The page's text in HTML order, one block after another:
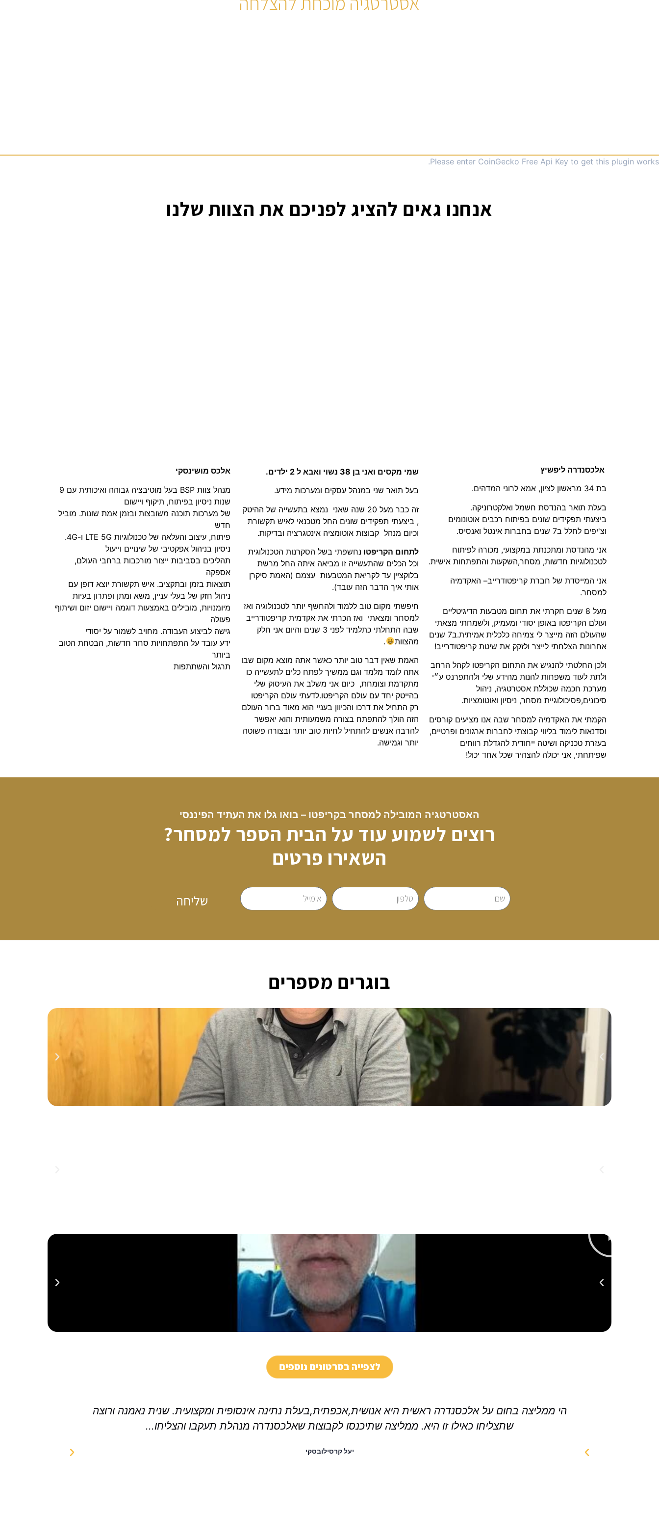
Please enter CoinGecko Free Api Key to get this plugin works.
אנחנו גאים להציג לפניכם את הצוות שלנו
אלכסנדרה ליפשיץ
בת 34 מראשון לציון, אמא לרוני המדהים.
בעלת תואר בהנדסת חשמל ואלקטרוניקה.
ביצעתי תפקידים שונים בפיתוח רכבים אוטונומים
וצ'יפים לחלל ב7 שנים בחברות אינטל ואנסיס.
אני מהנדסת ומתכנתת במקצועי, מכורה לפיתוח
לטכנולוגיות חדשות, מסחר,השקעות והתפתחות אישית.
אני המייסדת של חברת קריפטודרייב– האקדמיה
למסחר.
מעל 8 שנים חקרתי את תחום מטבעות הדיגיטליים
ועולם הקריפטו באופן יסודי ומעמיק, ולשמחתי מצאתי
שהעולם הזה מייצר לי צמיחה כלכלית אמיתית.ב7 שנים
אחרונות הצלחתי לייצר ולזקק את שיטת קריפטודרייב!
ולכן החלטתי להנגיש את התחום הקריפטו לקהל הרחב
ולתת לעוד משפחות להנות מהידע שלי ולהתפרנס ע״י
מערכת חכמה שכוללת אסטרטגיה, ניהול
סיכונים,פסיכולוגיית מסחר, ניסיון ואוטומציות.
הקמתי את האקדמיה למסחר שבה אנו מציעים קורסים
וסדנאות לימוד בליווי קבוצתי לחברות ארגונים ופרטיים,
בעזרת טכניקה ושיטה ייחודית להגדלת רווחים
שפיתחתי, אני יכולה להצהיר שכל אחד יכול!
שמי מקסים ואני בן 38 נשוי ואבא ל 2 ילדים.
בעל תואר שני במנהל עסקים ומערכות מידע.
זה כבר מעל 20 שנה שאני נמצא בתעשייה של ההיטק
, ביצעתי תפקידים שונים החל מטכנאי לאיש תקשורת
וכיום מנהל קבוצות אוטומציה אינטגרציה ובדיקות.
לתחום הקריפטו נחשפתי בשל הסקרנות הטכנולוגית
וכל הכלים שהתעשייה זו מביאה איתה החל מרשת
בלוקציין עד לקריאת המטבעות עצמם (האמת סיקרן
אותי איך הדבר הזה עובד).
חיפשתי מקום טוב ללמוד ולהחשף יותר לטכנולוגיה ואז
למסחר ומצאתי ואז הכרתי את אקדמית קריפטודרייב
שבה התחלתי כתלמיד לפני 3 שנים והיום אני חלק
מהצוות
.
האמת שאין דבר טוב יותר כאשר אתה מוצא מקום שבו
אתה לומד מלמד וגם ממשיך לפתח כלים לתעשייה כו
מתקדמת וצומחת, כיום אני משלב את העיסוק שלי
בהייטק יחד עם עולם הקריפטו.לדעתי עולם הקריפטו
רק התחיל את דרכו והכיוון בעניי הוא מאוד ברור העולם
הזה הולך להתפתח בצורה משמעותית והוא יאפשר
להרבה אנשים להתחיל לחיות טוב יותר ובצורה פשוטה
יותר וגמישה.
אלכס מושינסקי
מנהל צוות BSP בעל מוטיבציה גבוהה ואיכותית עם 9
שנות ניסיון בפיתוח, תיקוף ויישום
של מערכות תוכנה משובצות ובזמן אמת שונות. מוביל
חדש
פיתוח, עיצוב והעלאה של טכנולוגיות LTE 5G ו-4G.
ניסיון בניהול אפקטיבי של שינויים וייעול
תהליכים בסביבות ייצור מורכבות ברחבי העולם,
אספקה
תוצאות בזמן ובתקציב. איש תקשורת יוצא דופן עם
ניהול חזק של בעלי עניין, משא ומתן ופתרון בעיות
מיומנויות, מובילים באמצעות דוגמה ויישום יזום ושיתוף
פעולה
גישה לביצוע העבודה. מחויב לשמור על יסודי
ידע עובד על התפתחויות סחר חדשות, הבטחת הטוב
ביותר
תרגול והשתתפות
האסטרטגיה המובילה למסחר בקריפטו – בואו גלו את העתיד הפיננסי
רוצים לשמוע עוד על הבית הספר למסחר?
השאירו פרטים
שליחה
בוגרים מספרים
לצפייה בסרטונים נוספים
הי ממליצה בחום על אלכסנדרה ראשית היא אנושית,אכפתית,בעלת נתינה אינסופית ומקצועית. שנית נאמנה ורוצה
שתצליחו כאילו זו היא. ממליצה שתיכנסו לקבוצות שאלכסנדרה מנהלת תעקבו והצליחו...
יעל קרסילובסקי